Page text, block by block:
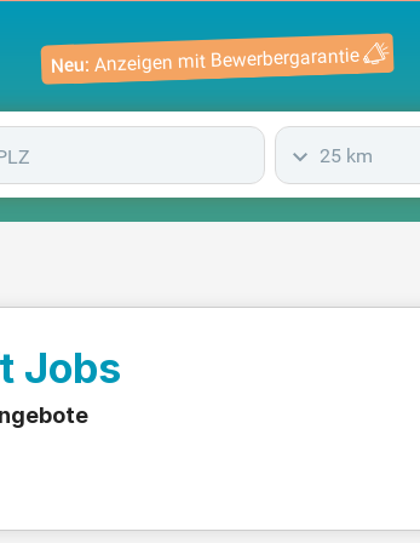
Neu: Anzeigen mit Bewerbergarantie
25 km
Jobs